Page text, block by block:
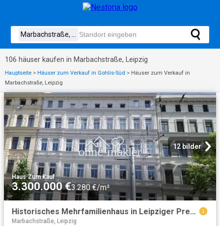
106 häuser kaufen in Marbachstraße, Leipzig
Hauptseite > Häuser zum Verkauf in Gohlis-Süd > Häuser zum Verkauf in
Marbachstraße, Leipzig
12 bilder
Haus·Zum Kauf
3.300.000 €3.280 €/m²
Historisches Mehrfamilienhaus in Leipziger Premiumlage direkt am Zoo Leipzig
Marbachstraße, Leipzig